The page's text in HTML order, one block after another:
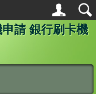
請 銀行刷卡機